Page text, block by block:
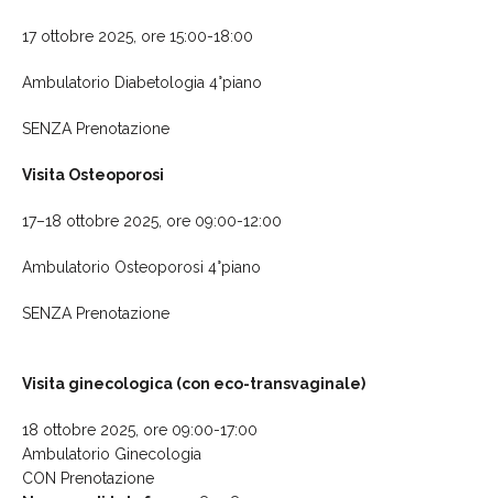
17 ottobre 2025, ore 15:00-18:00
Ambulatorio Diabetologia 4°piano
SENZA Prenotazione
Visita Osteoporosi
17–18 ottobre 2025, ore 09:00-12:00
Ambulatorio Osteoporosi 4°piano
SENZA Prenotazione
Visita ginecologica (con eco-transvaginale)
18 ottobre 2025, ore 09:00-17:00
Ambulatorio Ginecologia
CON Prenotazione